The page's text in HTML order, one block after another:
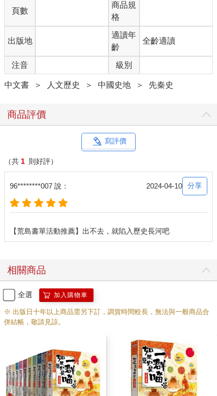
頁數
商品規
格
出版地
適讀年
齡
全齡適讀
注音 級別
中文書 ＞ 人文歷史 ＞ 中國史地 ＞ 先秦史
商品評價
寫評價
（共 1 則好評）
96********007 說： 2024-04-10 分享
【荒島書單活動推薦】出不去，就陷入歷史長河吧
相關商品
全選 加入購物車
※ 出版日十年以上商品需另下訂，調貨時間較長，無法與一般商品合
併結帳，敬請見諒。